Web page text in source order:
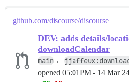
github.com/discourse/discourse
DEV: adds details/
downloadCalendar
main ←
opened 05:01PM - 14 Mar